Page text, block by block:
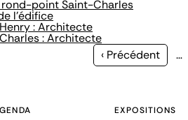
rond-point Saint-Charles
l'édifice
: Architecte
: Architecte
Page
‹ Précédent …
EXPOSITIONS